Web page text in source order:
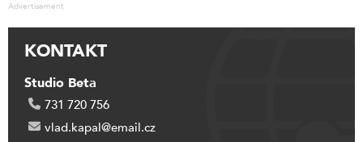
Advertisement
KONTAKT
Studio Beta
731 720 756
vlad.kapal@email.cz